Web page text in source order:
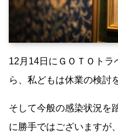
12月14日にＧＯＴＯト
ら、私どもは休業の検討
そして今般の感染状況を
に勝手ではございますが、